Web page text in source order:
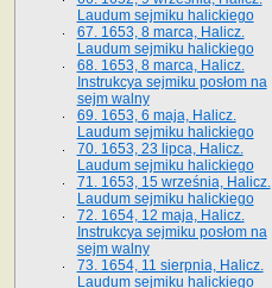
Laudum sejmiku halickiego
67. 1653, 8 marca, Halicz.
Laudum sejmiku halickiego
68. 1653, 8 marca, Halicz.
Instrukcya sejmiku posłom na
sejm walny
69. 1653, 6 maja, Halicz.
Laudum sejmiku halickiego
70. 1653, 23 lipca, Halicz.
Laudum sejmiku halickiego
71. 1653, 15 września, Halicz.
Laudum sejmiku halickiego
72. 1654, 12 maja, Halicz.
Instrukcya sejmiku posłom na
sejm walny
73. 1654, 11 sierpnia, Halicz.
Laudum sejmiku halickiego